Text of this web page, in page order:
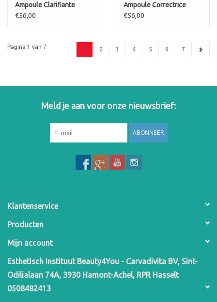
Ampoule Clarifiante
€56,00
Ampoule Correctrice
€56,00
Pagina 1 van 7 1 2 3 4 5 6 7
Meld je aan voor onze nieuwsbrief:
ABONNEER
Klantenservice
Producten
Mijn account
Esthetisch Instituut Beauty4You - Carvadivita BV, Sint-
Odilialaan 74A, 3930 Hamont-Achel, RPR Hasselt
0508482413